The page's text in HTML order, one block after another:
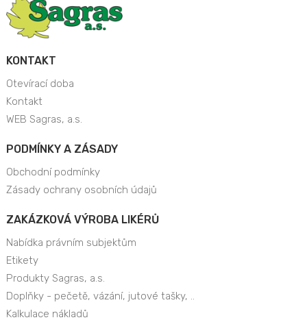
KONTAKT
Otevírací doba
Kontakt
WEB Sagras, a.s.
PODMÍNKY A ZÁSADY
Obchodní podmínky
Zásady ochrany osobních údajů
ZAKÁZKOVÁ VÝROBA LIKÉRŮ
Nabídka právním subjektům
Etikety
Produkty Sagras, a.s.
Doplňky - pečetě, vázání, jutové tašky, ..
Kalkulace nákladů